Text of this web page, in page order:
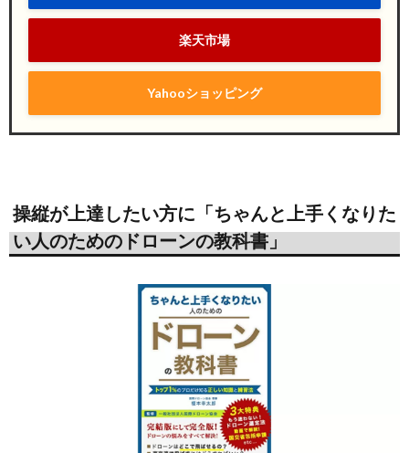
楽天市場
Yahooショッピング
操縦が上達したい方に「ちゃんと上手くなりた
い人のためのドローンの教科書」